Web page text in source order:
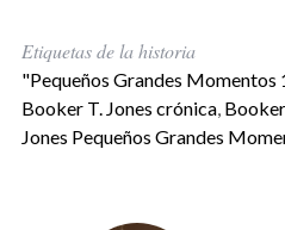
Etiquetas de la historia
"Pequeños Grandes Momentos
Booker T. Jones crónica,
Jones Pequeños Grandes